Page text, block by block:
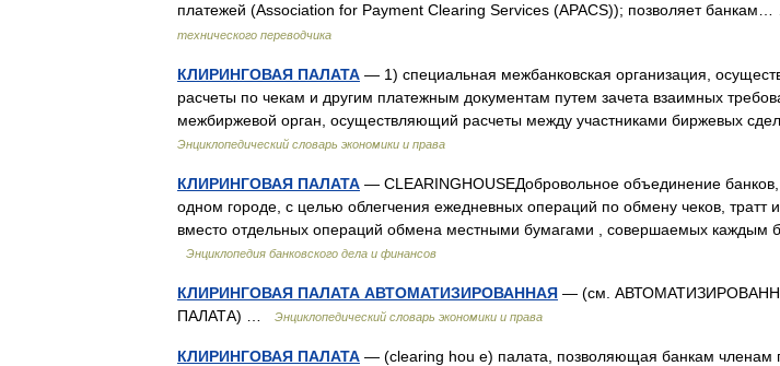
платежей (Association for Payment Clearing Services (APACS)); позволяет
технического переводчика
КЛИРИНГОВАЯ ПАЛАТА — 1) специальная межбанковская организация,
расчеты по чекам и другим платежным документам путем зачета взаимных
межбиржевой орган, осуществляющий расчеты между участниками биржевых
Энциклопедический словарь экономики и права
КЛИРИНГОВАЯ ПАЛАТА — СLEARINGHOUSEДобровольное объединение
одном городе, с целью облегчения ежедневных операций по обмену чеков, тратт
вместо отдельных операций обмена местными бумагами , совершаемых каждым
Энциклопедия банковского дела и финансов
КЛИРИНГОВАЯ ПАЛАТА АВТОМАТИЗИРОВАННАЯ — (см.
ПАЛАТА) …
Энциклопедический словарь экономики и права
КЛИРИНГОВАЯ ПАЛАТА — (clearing hou e) палата, позволяющая банкам членам